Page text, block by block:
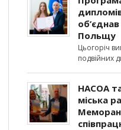
Польщу
Цьогоріч
подвійних
НАСОА
міська